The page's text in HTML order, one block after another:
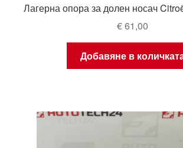
Лагерна опора за долен носач
€61,00
Добавяне в